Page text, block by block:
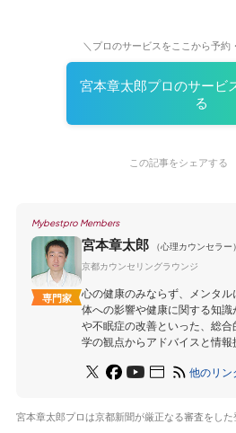
＼プロのサービスをここから予約
宮本章太郎プロのサービ
る
この記事をシェアする
Mybestpro Members
専門家
宮本章太郎
（心理カウンセラー）
京都カウンセリングラウンジ
心の健康のみならず、メンタ
体への影響や健康に関する知
や不眠症の改善といった、総
学の観点からアドバイスと情報
他のリン
宮本章太郎プロは京都新聞が厳正なる審査をし